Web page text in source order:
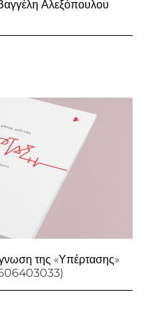
Βαγγέλη Αλεξόπουλου
της «Υπέρτασης»